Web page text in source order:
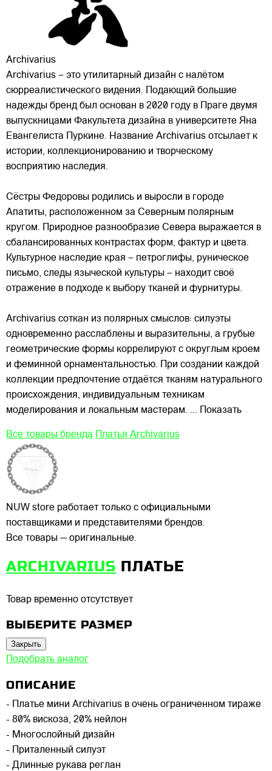
Archivarius
Archivarius – это утилитарный дизайн с налётом
сюрреалистического видения. Подающий большие
надежды бренд был основан в 2020 году в Праге двумя
выпускницами Факультета дизайна в университете Яна
Евангелиста Пуркине. Название Archivarius отсылает к
истории, коллекционированию и творческому
восприятию наследия.
Сёстры Федоровы родились и выросли в городе
Апатиты, расположенном за Северным полярным
кругом. Природное разнообразие Севера выражается в
сбалансированных контрастах форм, фактур и цвета.
Культурное наследие края – петроглифы, руническое
письмо, следы языческой культуры – находит своё
отражение в подходе к выбору тканей и фурнитуры.
Archivarius соткан из полярных смыслов: силуэты
одновременно расслаблены и выразительны, а грубые
геометрические формы коррелируют с округлым кроем
и феминной орнаментальностью. При создании каждой
коллекции предпочтение отдаётся тканям натурального
происхождения, индивидуальным техникам
моделирования и локальным мастерам. ... Показать
Все товары бренда Платья Archivarius
NUW store работает только с официальными
поставщиками и представителями брендов.
Все товары — оригинальные.
ARCHIVARIUS ПЛАТЬЕ
Товар временно отсутствует
ВЫБЕРИТЕ РАЗМЕР
Закрыть
Подобрать аналог
ОПИСАНИЕ
- Платье мини Archivarius в очень ограниченном тираже
- 80% вискоза, 20% нейлон
- Многослойный дизайн
- Приталенный силуэт
- Длинные рукава реглан